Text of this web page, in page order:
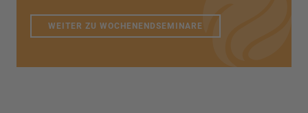
WEITER ZU WOCHENENDSEMINARE